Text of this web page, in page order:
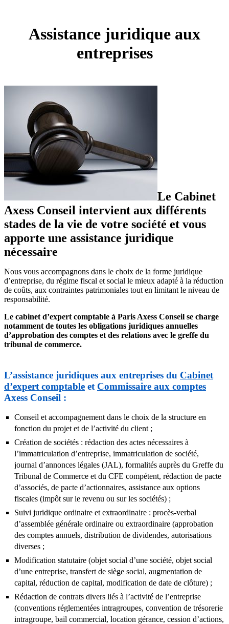
Assistance juridique aux
entreprises
Le Cabinet
Axess Conseil intervient aux différents
stades de la vie de votre société et vous
apporte une assistance juridique
nécessaire
Nous vous accompagnons dans le choix de la forme juridique
d’entreprise, du régime fiscal et social le mieux adapté à la réduction
de coûts, aux contraintes patrimoniales tout en limitant le niveau de
responsabilité.
Le cabinet d’expert comptable à Paris Axess Conseil se charge
notamment de toutes les obligations juridiques annuelles
d’approbation des comptes et des relations avec le greffe du
tribunal de commerce.
L’assistance juridiques aux entreprises du Cabinet
d’expert comptable et Commissaire aux comptes
Axess Conseil :
Conseil et accompagnement dans le choix de la structure en
fonction du projet et de l’activité du client ;
Création de sociétés : rédaction des actes nécessaires à
l’immatriculation d’entreprise, immatriculation de société,
journal d’annonces légales (JAL), formalités auprès du Greffe du
Tribunal de Commerce et du CFE compétent, rédaction de pacte
d’associés, de pacte d’actionnaires, assistance aux options
fiscales (impôt sur le revenu ou sur les sociétés) ;
Suivi juridique ordinaire et extraordinaire : procès-verbal
d’assemblée générale ordinaire ou extraordinaire (approbation
des comptes annuels, distribution de dividendes, autorisations
diverses ;
Modification statutaire (objet social d’une société, objet social
d’une entreprise, transfert de siège social, augmentation de
capital, réduction de capital, modification de date de clôture) ;
Rédaction de contrats divers liés à l’activité de l’entreprise
(conventions réglementées intragroupes, convention de trésorerie
intragroupe, bail commercial, location gérance, cession d’actions,